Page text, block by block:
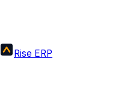
Rise ERP